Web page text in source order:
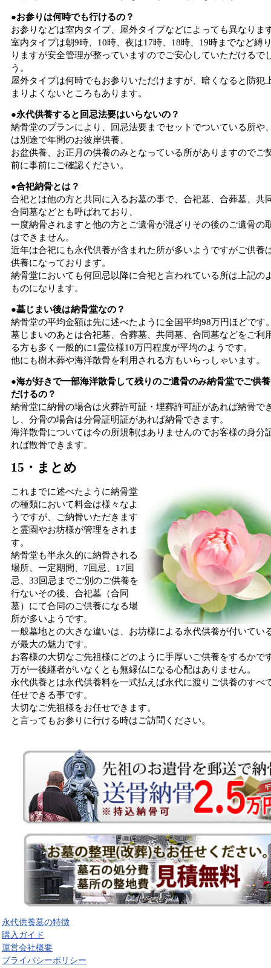
●お参りは何時でも行けるの？
お参りなどは室内タイプ、屋外タイプなどによっても異なりま
室内タイプは朝9時、10時、夜は17時、18時、19時までなど縛
りますが安全管理が整っていますのでご安心していただけるで
う。
屋外タイプは何時でもお参りいただけますが、暗くなると防犯
まりよくないところもあります。
●永代供養すると回忌法要はいらないの？
納骨堂のプランにより、回忌法要までセットでついている所や
は別途で年間のお彼岸供養、
お盆供養、お正月の供養のみとなっている所がありますのでご
前に事前にご確認ください。
●合祀納骨とは？
合祀とは他の方と共同に入るお墓の事で、合祀墓、合葬墓、共
合同墓などとも呼ばれており、
一度納骨されますと他の方とご遺骨が混ざりその後のご遺骨の
はできません。
近年は合祀にも永代供養が含まれた所が多いようですがご供養
供養になっております。
納骨堂においても何回忌以降に合祀と言われている所は上記の
ものになります。
●墓じまい後は納骨堂なの？
納骨堂の平均金額は先に述べたように全国平均98万円ほどです
墓じまいのあとは合祀墓、合葬墓、共同墓、合同墓などをご利
る方も多く一般的に1霊位様10万円程度が平均のようです。
他にも樹木葬や海洋散骨を利用される方もいらっしゃいます。
●海が好きで一部海洋散骨して残りのご遺骨のみ納骨堂でご供
だけるの？
納骨堂に納骨の場合は火葬許可証・埋葬許可証があれば納骨で
し、分骨の場合は分骨証明証があれば納骨できます。
海洋散骨については今の所規制はありませんのでお客様の身分
れば散骨できます。
15・まとめ
これまでに述べたように納骨堂
の種類において料金は様々なよ
うですが、ご納骨いただきます
と霊園やお坊様が管理をされま
す。
納骨堂も半永久的に納骨される
場所、一定期間、7回忌、17回
忌、33回忌までご別のご供養を
行ないその後、合祀墓（合同
墓）にて合同のご供養になる場
所が多いようです。
一般墓地との大きな違いは、お坊様による永代供養が付いてい
が最大の魅力です。
お客様の大切なご先祖様にどのように手厚いご供養をするかで
万が一後継者がいなくとも無縁仏になる心配はありません。
永代供養とは永代供養料を一式払えば永代に渡りご供養のすべ
任せできる事です。
大切なご先祖様をお任せできます。
と言ってもお参りに行ける時はご訪問ください。
永代供養墓の特徴
購入ガイド
運営会社概要
プライバシーポリシー